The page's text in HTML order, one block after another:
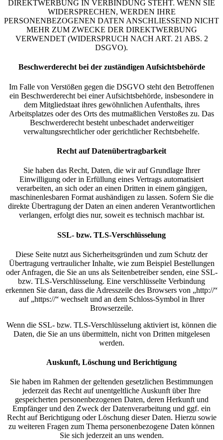
DIREKTWERBUNG IN VERBINDUNG STEHT. WENN SIE
WIDERSPRECHEN, WERDEN IHRE
PERSONENBEZOGENEN DATEN ANSCHLIESSEND NICHT
MEHR ZUM ZWECKE DER DIREKTWERBUNG
VERWENDET (WIDERSPRUCH NACH ART. 21 ABS. 2
DSGVO).
Beschwerde­recht bei der zuständigen Aufsichts­behörde
Im Falle von Verstößen gegen die DSGVO steht den Betroffenen
ein Beschwerderecht bei einer Aufsichtsbehörde, insbesondere in
dem Mitgliedstaat ihres gewöhnlichen Aufenthalts, ihres
Arbeitsplatzes oder des Orts des mutmaßlichen Verstoßes zu. Das
Beschwerderecht besteht unbeschadet anderweitiger
verwaltungsrechtlicher oder gerichtlicher Rechtsbehelfe.
Recht auf Daten­übertrag­barkeit
Sie haben das Recht, Daten, die wir auf Grundlage Ihrer
Einwilligung oder in Erfüllung eines Vertrags automatisiert
verarbeiten, an sich oder an einen Dritten in einem gängigen,
maschinenlesbaren Format aushändigen zu lassen. Sofern Sie die
direkte Übertragung der Daten an einen anderen Verantwortlichen
verlangen, erfolgt dies nur, soweit es technisch machbar ist.
SSL- bzw. TLS-Verschlüsselung
Diese Seite nutzt aus Sicherheitsgründen und zum Schutz der
Übertragung vertraulicher Inhalte, wie zum Beispiel Bestellungen
oder Anfragen, die Sie an uns als Seitenbetreiber senden, eine SSL-
bzw. TLS-Verschlüsselung. Eine verschlüsselte Verbindung
erkennen Sie daran, dass die Adresszeile des Browsers von „http://“
auf „https://“ wechselt und an dem Schloss-Symbol in Ihrer
Browserzeile.
Wenn die SSL- bzw. TLS-Verschlüsselung aktiviert ist, können die
Daten, die Sie an uns übermitteln, nicht von Dritten mitgelesen
werden.
Auskunft, Löschung und Berichtigung
Sie haben im Rahmen der geltenden gesetzlichen Bestimmungen
jederzeit das Recht auf unentgeltliche Auskunft über Ihre
gespeicherten personenbezogenen Daten, deren Herkunft und
Empfänger und den Zweck der Datenverarbeitung und ggf. ein
Recht auf Berichtigung oder Löschung dieser Daten. Hierzu sowie
zu weiteren Fragen zum Thema personenbezogene Daten können
Sie sich jederzeit an uns wenden.